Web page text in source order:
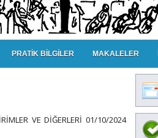
PRATİK BİLGİLER MAKALELER
VE DİĞERLERİ 01/10/2024